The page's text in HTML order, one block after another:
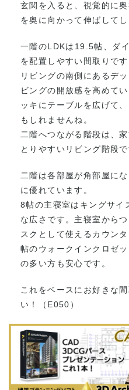
玄関を入ると、視覚的に
を奥に向かって伸ばしてし
一階のLDKは19.5帖、ダ
を配置しやすい間取りです
リビングの南側にあるデ
ビングの開放感を高めて
ッキにテーブルを広げて
もしれませんね。
二階へつながる階段は、
とりやすいリビング階段で
二階は各部屋が角部屋に
に優れています。
8帖の主寝室はキングサイ
な広さです。主寝室から
スクとして使えるカウン
帖のウォークインクロゼ
の多い方も安心です。
これをベースにお好きな
い！（E050）